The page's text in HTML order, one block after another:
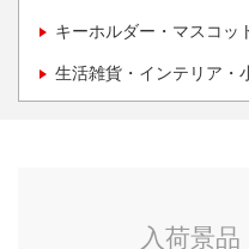
キーホルダー・マスコッ
生活雑貨・インテリア・